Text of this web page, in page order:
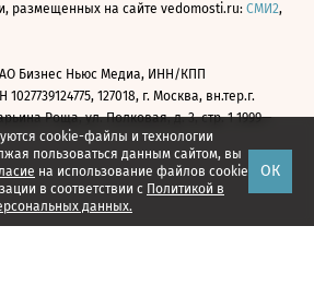
cookie-файлы и технологии
пользоваться данным сайтом, вы
на использование файлов cookie
в соответствии с Политикой в
данных.
ОК
размещенных на сайте vedomosti.ru: СМИ2,
Бизнес Ньюс Медиа, ИНН/КПП
1027739124775, 127018, г. Москва, вн.тер.г.
Роща, ул. Полковая, д. 3, стр. 1 1999—